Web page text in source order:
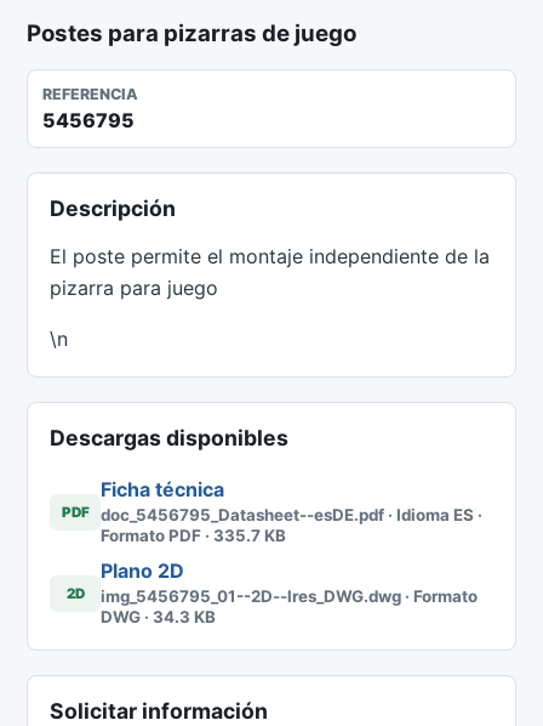
Postes para pizarras de juego
REFERENCIA
5456795
Descripción
El poste permite el montaje independiente de la
pizarra para juego
\n
Descargas disponibles
PDF
Ficha técnica
doc_5456795_Datasheet--esDE.pdf · Idioma ES ·
Formato PDF · 335.7 KB
2D
Plano 2D
img_5456795_01--2D--lres_DWG.dwg · Formato
DWG · 34.3 KB
Solicitar información